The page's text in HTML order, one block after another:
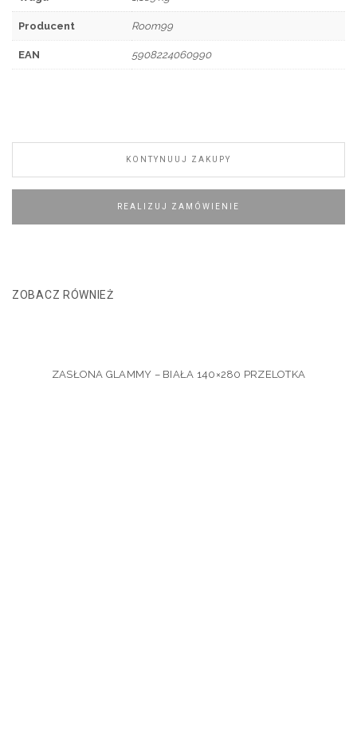
Producent Room99
EAN 5908224060990
KONTYNUUJ ZAKUPY
REALIZUJ ZAMÓWIENIE
ZOBACZ RÓWNIEŻ
ZASŁONA GLAMMY – BIAŁA 140×280 PRZELOTKA